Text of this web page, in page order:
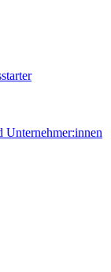
Unternehmer:innen